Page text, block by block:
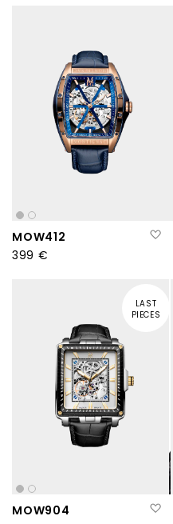
MOW412
399 €
MOW904
LAST
PIECES